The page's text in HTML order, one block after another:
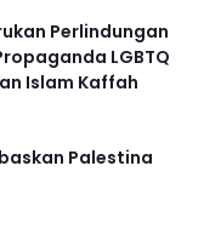
Perlindungan
LGBTQ
Islam Kaffah
Palestina